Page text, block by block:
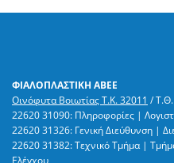
ΦΙΑΛΟΠΛΑΣΤΙΚΗ ΑΒΕΕ
Οινόφυτα Βοιωτίας Τ.Κ. 32011 /
22620 31090: Πληροφορίες |
22620 31326: Γενική Διεύθυνση |
22620 31382: Τεχνικό Τμήμα |
Ελέγχου